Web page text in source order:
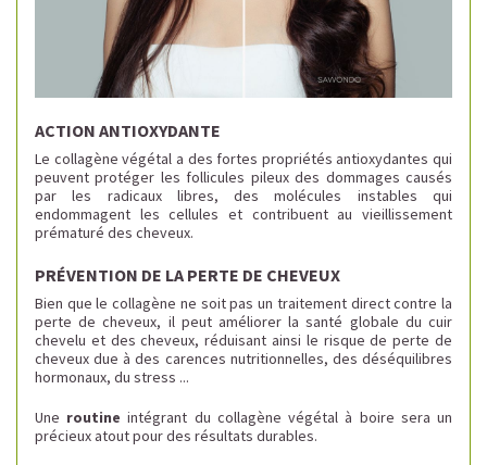
ACTION ANTIOXYDANTE
Le collagène végétal a des fortes propriétés antioxydantes qui
peuvent protéger les follicules pileux des dommages causés
par les radicaux libres, des molécules instables qui
endommagent les cellules et contribuent au vieillissement
prématuré des cheveux.
PRÉVENTION DE LA PERTE DE CHEVEUX
Bien que le collagène ne soit pas un traitement direct contre la
perte de cheveux, il peut améliorer la santé globale du cuir
chevelu et des cheveux, réduisant ainsi le risque de perte de
cheveux due à des carences nutritionnelles, des déséquilibres
hormonaux, du stress ...
Une routine intégrant du collagène végétal à boire sera un
précieux atout pour des résultats durables.